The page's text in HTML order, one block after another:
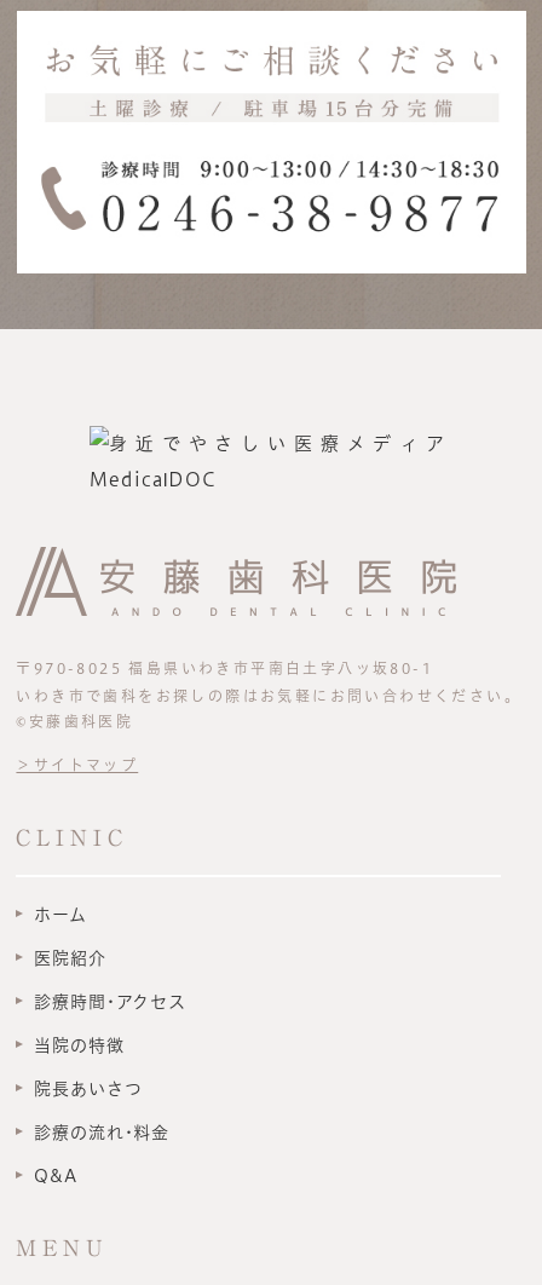
〒970-8025 福島県いわき市平南白土字八ッ坂80-1
いわき市で歯科をお探しの際はお気軽にお問い合わせください。
©安藤歯科医院
＞サイトマップ
CLINIC
ホーム
医院紹介
診療時間･アクセス
当院の特徴
院長あいさつ
診療の流れ･料金
Q&A
MENU